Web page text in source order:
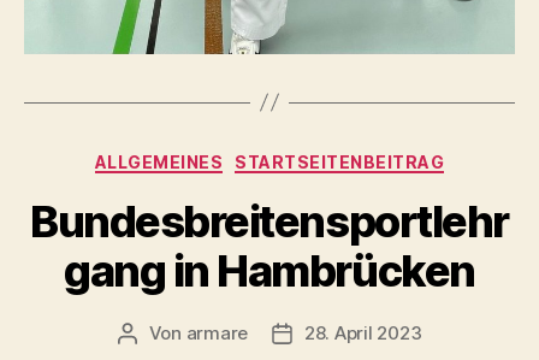
Kategorien
ALLGEMEINES STARTSEITENBEITRAG
Bundesbreitensportlehr
gang in Hambrücken
Beitragsautor
Von armare Beitragsdatum
28. April 2023